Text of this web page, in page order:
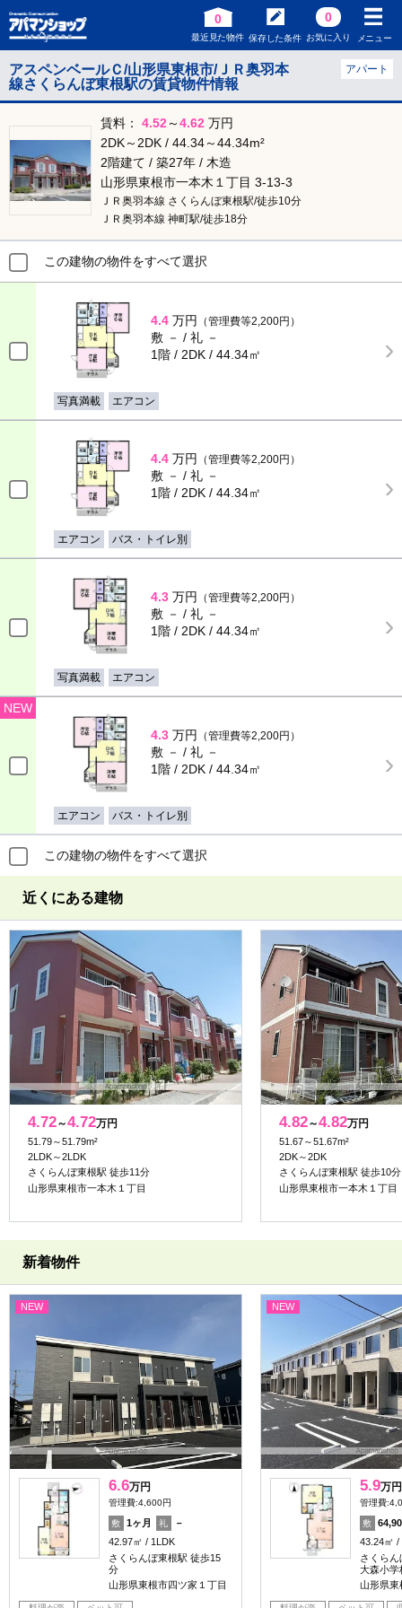
0
最近見た物件 保存した条件
0
お気に入り メニュー
アスペンベールＣ/山形県東根市/ＪＲ奥羽本
線さくらんぼ東根駅の賃貸物件情報
アパート
賃料： 4.52 ～4.62 万円
2DK～2DK / 44.34～44.34m²
2階建て / 築27年 / 木造
山形県東根市一本木１丁目 3-13-3
ＪＲ奥羽本線 さくらんぼ東根駅/徒歩10分
ＪＲ奥羽本線 神町駅/徒歩18分
この建物の物件をすべて選択
4.4 万円 （管理費等2,200円）
敷 － / 礼 －
1階 / 2DK / 44.34㎡
写真満載 エアコン
4.4 万円 （管理費等2,200円）
敷 － / 礼 －
1階 / 2DK / 44.34㎡
エアコン バス・トイレ別
4.3 万円 （管理費等2,200円）
敷 － / 礼 －
1階 / 2DK / 44.34㎡
写真満載 エアコン
NEW
4.3 万円 （管理費等2,200円）
敷 － / 礼 －
1階 / 2DK / 44.34㎡
エアコン バス・トイレ別
この建物の物件をすべて選択
近くにある建物
4.72～4.72万円
51.79～51.79m²
2LDK～2LDK
さくらんぼ東根駅 徒歩11分
山形県東根市一本木１丁目
4.82～4.82万円
51.67～51.67m²
2DK～2DK
さくらんぼ東根駅 徒歩10分
山形県東根市一本木１丁目
新着物件
NEW
6.6万円
管理費:4,600円
敷 1ヶ月 礼
－
42.97㎡
1LDK
さくらんぼ東根駅 徒歩15
分
山形県東根市四ツ家１丁目
NEW
5.9万円
管理費
敷
43.24㎡
さくら
大森小学
山形県東